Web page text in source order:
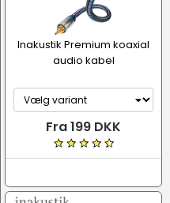
Inakustik Premium koaxial
audio kabel
Fra 199 DKK